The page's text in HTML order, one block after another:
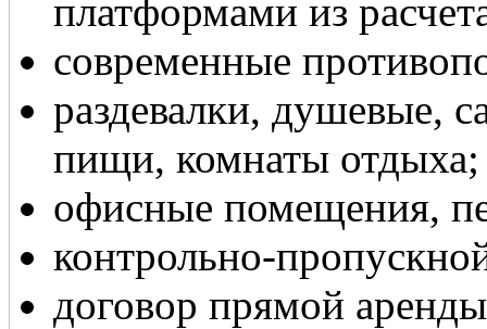
платформами из
современные
раздевалки, душевые,
пищи, комнаты отдыха;
офисные помещения,
контрольно-
договор прямой